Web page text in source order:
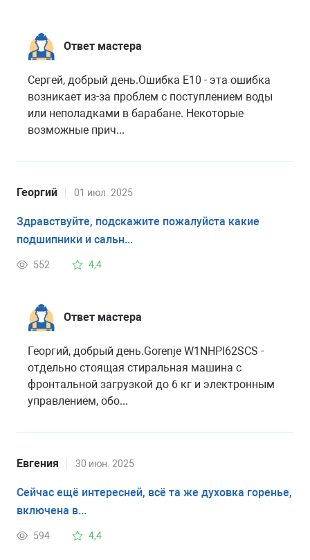
Ответ мастера
Сергей, добрый день.Ошибка Е10 - эта ошибка
возникает из-за проблем с поступлением воды
или неполадками в барабане. Некоторые
возможные прич...
Георгий 01 июл. 2025
Здравствуйте, подскажите пожалуйста какие
подшипники и сальн...
552 4,4
Ответ мастера
Георгий, добрый день.Gorenje W1NHPI62SCS -
отдельно стоящая стиральная машина с
фронтальной загрузкой до 6 кг и электронным
управлением, обо...
Евгения 30 июн. 2025
Сейчас ещё интересней, всё та же духовка горенье,
включена в...
594 4,4